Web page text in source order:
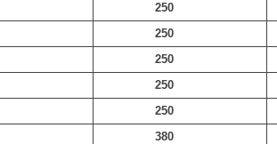
250
250
250
250
250
380